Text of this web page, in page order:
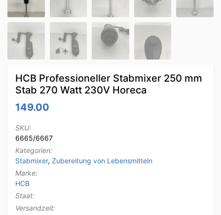
HCB Professioneller Stabmixer 250 mm
Stab 270 Watt 230V Horeca
149.00
SKU:
6665/6667
Kategorien:
Stabmixer, Zubereitung von Lebensmitteln
Marke:
HCB
Staat:
Versandzeit: